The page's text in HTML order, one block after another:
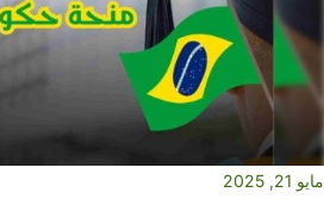
مايو 21, 2025